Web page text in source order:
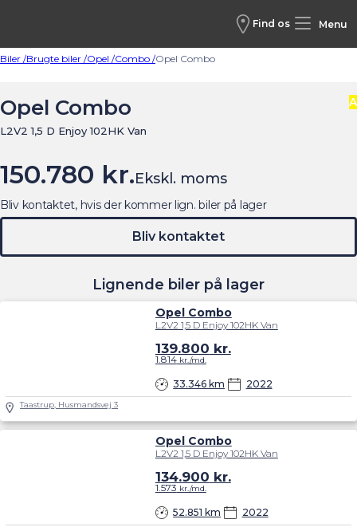
Find os Menu
Biler /Brugte biler /Opel /Combo /Opel Combo
Opel Combo
L2V2 1,5 D Enjoy 102HK Van
A
150.780 kr.Ekskl. moms
Lignende biler på lager
Opel Combo
L2V2 1,5 D Enjoy 102HK Van
33.346 km 2022
139.800 kr.
1.814kr./md.
Taastrup, Husmandsvej 3
Opel Combo
L2V2 1,5 D Enjoy 102HK Van
52.851 km 2022
134.900 kr.
1.573 kr./md.
Bliv kontaktet, hvis der kommer lign. biler på lager
Bliv kontaktet